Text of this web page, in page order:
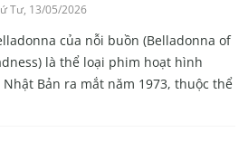
Tư, 13/05/2026
của nỗi buồn (Belladonna of
là thể loại phim hoạt hình
Bản ra mắt năm 1973, thuộc thể